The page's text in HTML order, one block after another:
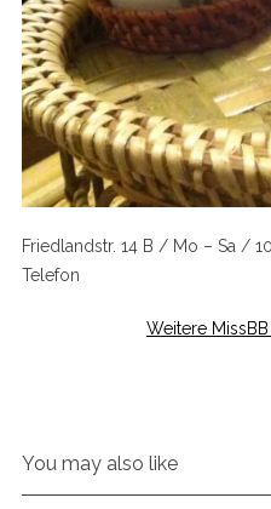
Friedlandstr. 14 B / Mo – Sa /
Telefon
Weitere
You may also like